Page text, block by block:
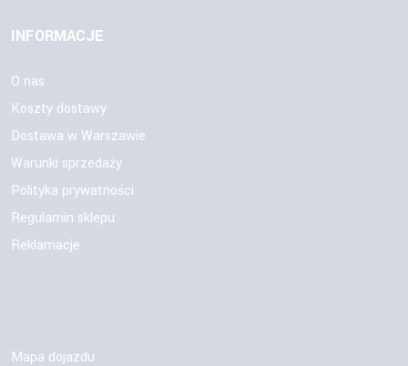
INFORMACJE
O nas
Koszty dostawy
Dostawa w Warszawie
Warunki sprzedaży
Polityka prywatności
Regulamin sklepu
Reklamacje
Mapa dojazdu